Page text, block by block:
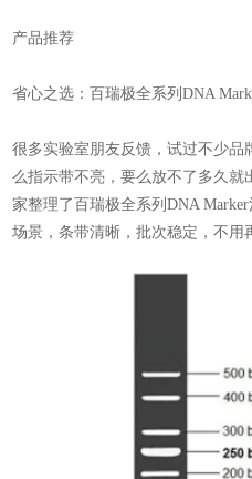
产品推荐
省心之选：百瑞极全系列DNA
很多实验室朋友反馈，试过不少品
么指示带不亮，要么放不了多久就
家整理了百瑞极全系列DNA
场景，条带清晰，批次稳定，不用